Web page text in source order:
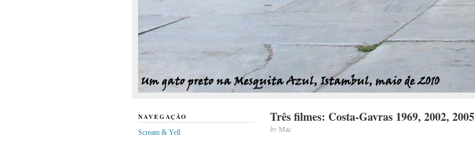
Três filmes: Costa-Gavras 1969, 2002, 2005
byMac
NAVEGAÇÃO
Scream & Yell